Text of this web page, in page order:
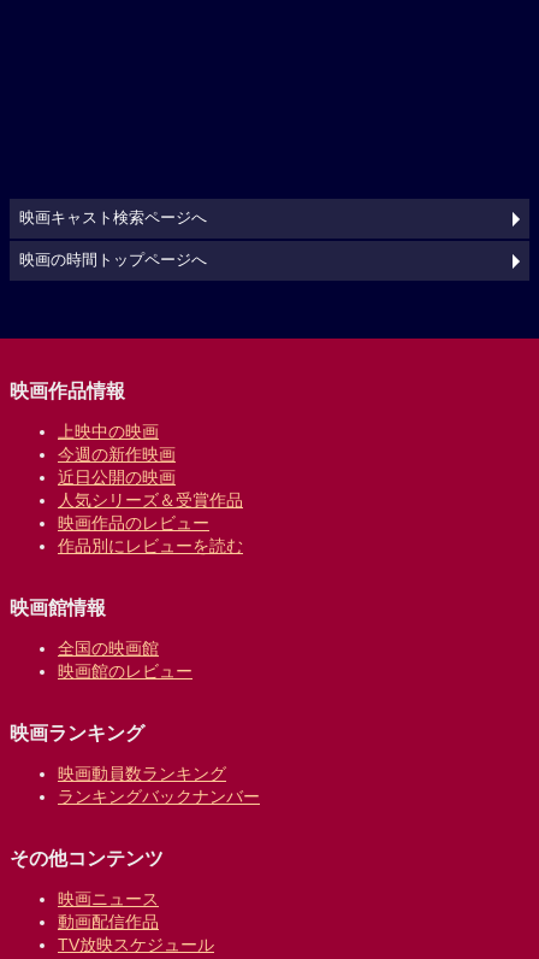
映画キャスト検索ページへ
映画の時間トップページへ
映画作品情報
上映中の映画
今週の新作映画
近日公開の映画
人気シリーズ＆受賞作品
映画作品のレビュー
作品別にレビューを読む
映画館情報
全国の映画館
映画館のレビュー
映画ランキング
映画動員数ランキング
ランキングバックナンバー
その他コンテンツ
映画ニュース
動画配信作品
TV放映スケジュール